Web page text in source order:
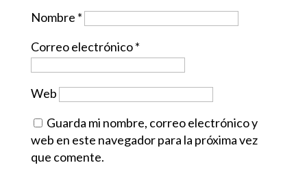
Nombre *
Correo electrónico*
Web
Guarda mi nombre, correo electrónico y
web en este navegador para la próxima vez
que comente.